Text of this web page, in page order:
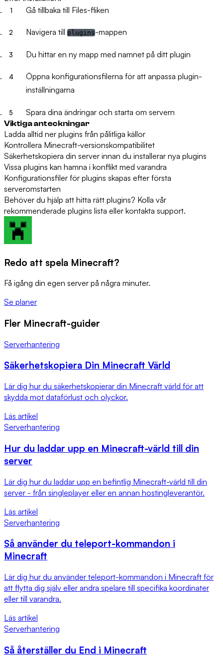
Gå tillbaka till Files-fliken
Navigera till plugins-mappen
Du hittar en ny mapp med namnet på ditt plugin
Öppna konfigurationsfilerna för att anpassa plugin-
inställningarna
Spara dina ändringar och starta om servern
Viktiga anteckningar
Ladda alltid ner plugins från pålitliga källor
Kontrollera Minecraft-versionskompatibilitet
Säkerhetskopiera din server innan du installerar nya plugins
Vissa plugins kan hamna i konflikt med varandra
Konfigurationsfiler för plugins skapas efter första
serveromstarten
Behöver du hjälp att hitta rätt plugins? Kolla vår
rekommenderade plugins lista eller kontakta support.
Redo att spela Minecraft?
Få igång din egen server på några minuter.
Se planer
Fler Minecraft-guider
Serverhantering
Säkerhetskopiera Din Minecraft Värld
Lär dig hur du säkerhetskopierar din Minecraft värld för att
skydda mot dataförlust och olyckor.
Läs artikel
Serverhantering
Hur du laddar upp en Minecraft-värld till din
server
Lär dig hur du laddar upp en befintlig Minecraft-värld till din
server - från singleplayer eller en annan hostingleverantör.
Läs artikel
Serverhantering
Så använder du teleport-kommandon i
Minecraft
Lär dig hur du använder teleport-kommandon i Minecraft för
att flytta dig själv eller andra spelare till specifika koordinater
eller till varandra.
Läs artikel
Serverhantering
Så återställer du End i Minecraft